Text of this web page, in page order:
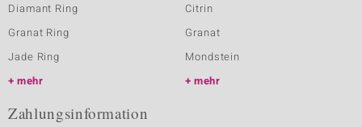
Diamant Ring
Granat Ring
Jade Ring
mehr
Citrin
Granat
Mondstein
mehr
Zahlungsinformation